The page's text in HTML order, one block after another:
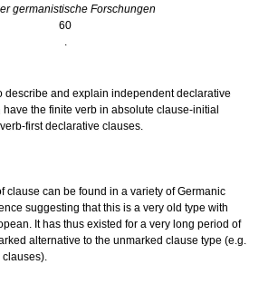
germanistische Forschungen
60
.
describe and explain independent declarative
the finite verb in absolute clause-initial
first declarative clauses.
clause can be found in a variety of Germanic
suggesting that this is a very old type with
It has thus existed for a very long period of
alternative to the unmarked clause type (e.g.